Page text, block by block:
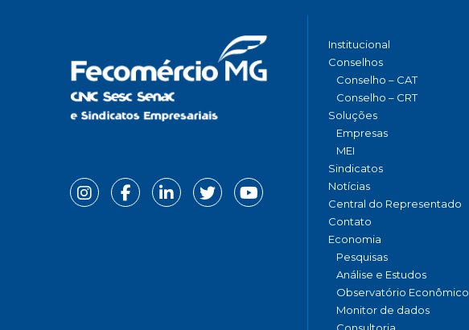
Institucional
Conselhos
Conselho – CAT
Conselho – CRT
Soluções
Empresas
MEI
Sindicatos
Notícias
Central do Representado
Contato
Economia
Pesquisas
Análise e Estudos
Observatório Econômico
Monitor de dados